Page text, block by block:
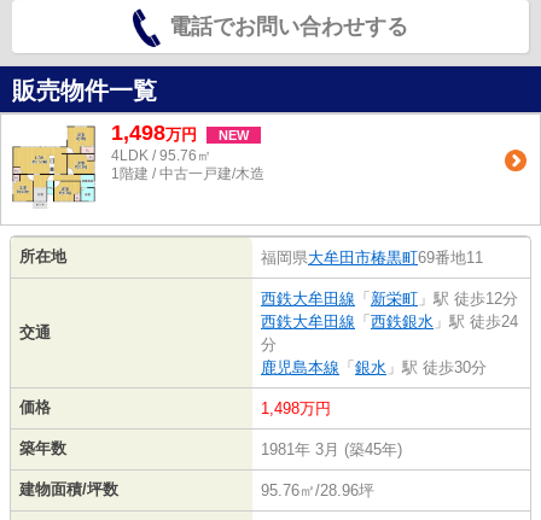
電話でお問い合わせする
販売物件一覧
1,498万円 NEW
4LDK / 95.76㎡
1階建 / 中古一戸建/木造
所在地 福岡県大牟田市椿黒町69番地11
交通
西鉄大牟田線 「 新栄町 」駅 徒歩12分
西鉄大牟田線 「 西鉄銀水 」駅 徒歩24
分
鹿児島本線 「 銀水 」駅 徒歩30分
価格 1,498万円
築年数 1981年 3月 (築45年)
建物面積/坪数 95.76㎡/28.96坪